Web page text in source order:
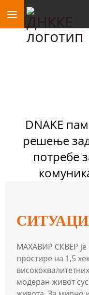
DNAKE
решење
потребе
МАХАВИР СКВЕР је
простире на 1,5
модеран живот